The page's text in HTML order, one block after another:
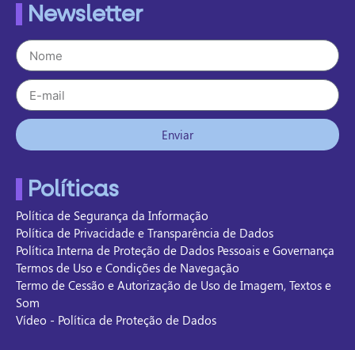
Newsletter
Enviar
Políticas
Política de Segurança da Informação
Política de Privacidade e Transparência de Dados
Política Interna de Proteção de Dados Pessoais e Governança
Termos de Uso e Condições de Navegação
Termo de Cessão e Autorização de Uso de Imagem, Textos e
Som
Vídeo - Política de Proteção de Dados